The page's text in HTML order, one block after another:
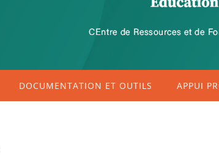
DOCUMENTATION ET OUTILS APPUI